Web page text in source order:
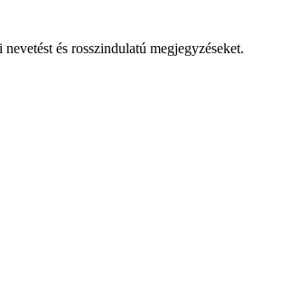
és rosszindulatú megjegyzéseket.